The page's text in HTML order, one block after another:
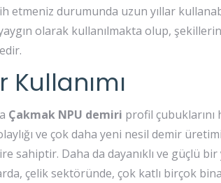
etmeniz durumunda uzun yıllar
olarak kullanılmakta olup,
Kullanımı
Çakmak NPU demiri profil
ve çok daha yeni nesil demir
sahiptir. Daha da dayanıklı ve güçlü
çelik sektöründe, çok katlı birçok